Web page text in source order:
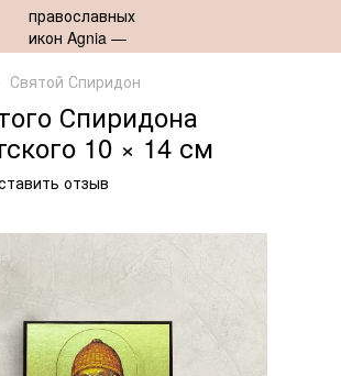
Святой Спиридон
Спиридона
10 × 14 см
отзыв